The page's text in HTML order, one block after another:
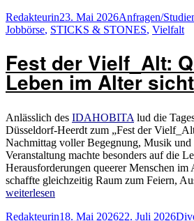
STONES
am
06-
2026
Berlin“
Autor
RedakteurinVeröffentlicht
am
23. Mai 2026Kategorien
Anfragen/
Jobbörse, STICKS & STONES, Vielfalt
Fest der Vielf_Alt:
Leben im Alter
Anlässlich des IDAHOBITAlud die
Düsseldorf-Heerdt zum „Fest der
Nachmittag voller Begegnung, Musik
Veranstaltung machte besonders auf die
Herausforderungen queerer Menschen im
schaffte gleichzeitig Raum zum Feiern,
„Fest
Vielf_Alt:
weiterlesen
Autor
RedakteurinVeröffentlicht
18. Mai 202622. Juli 2026